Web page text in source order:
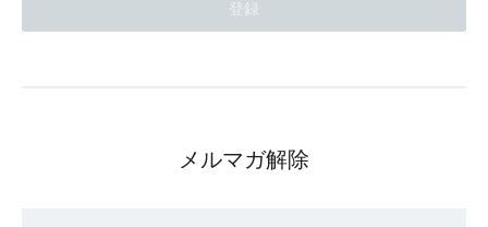
メルマガ解除